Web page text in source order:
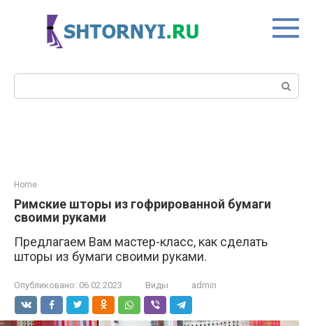
Поиск:
Home
Римские шторы из гофрированной бумаги
своими руками
Предлагаем Вам мастер-класс, как сделать
шторы из бумаги своими руками.
Опубликовано: 06.02.2023 Виды admin